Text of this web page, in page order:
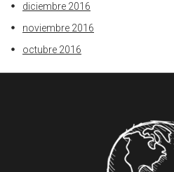
diciembre 2016
noviembre 2016
octubre 2016